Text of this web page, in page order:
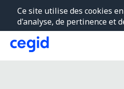
Ce site utilise des cookies
d'analyse, de pertinence et